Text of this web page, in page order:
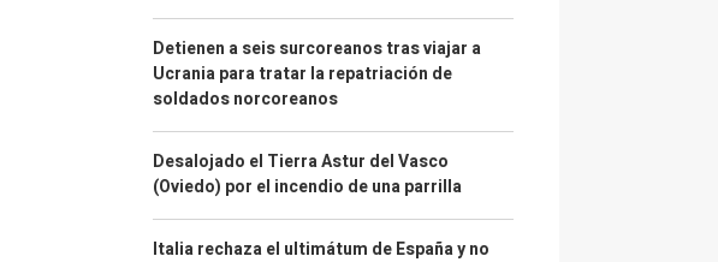
Detienen a seis surcoreanos tras viajar a
Ucrania para tratar la repatriación de
soldados norcoreanos
Desalojado el Tierra Astur del Vasco
(Oviedo) por el incendio de una parrilla
Italia rechaza el ultimátum de España y no